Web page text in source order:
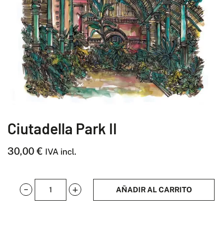
Ciutadella Park II
30,00€ IVA incl.
Ciutadella
AÑADIR AL CARRITO